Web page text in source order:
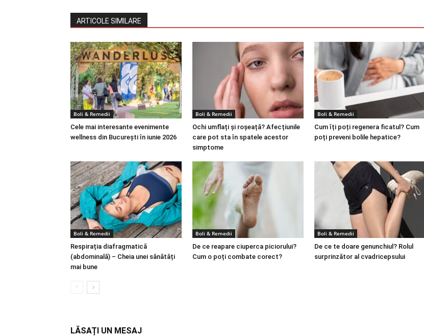
ARTICOLE SIMILARE
Boli & Remedii
Cele mai interesante evenimente
wellness din București în iunie 2026
Boli & Remedii
Ochi umflați și roșeață? Afecțiunile
care pot sta în spatele acestor
simptome
Boli & Remedii
Cum îți poți regenera ficatul? Cum
poți preveni bolile hepatice?
Boli & Remedii
Respirația diafragmatică
(abdominală) – Cheia unei sănătăți
mai bune
Boli & Remedii
De ce reapare ciuperca piciorului?
Cum o poți combate corect?
Boli & Remedii
De ce te doare genunchiul? Rolul
surprinzător al cvadricepsului
LĂSAȚI UN MESAJ